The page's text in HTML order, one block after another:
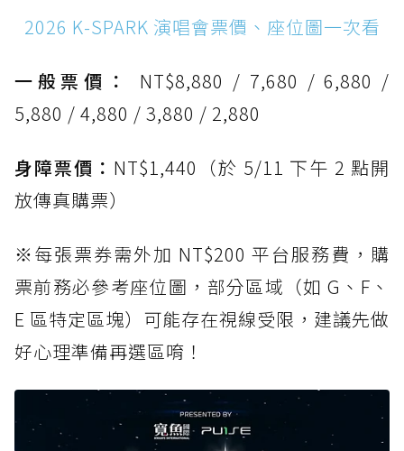
2026 K-SPARK 演唱會票價、座位圖一次看
一般票價： NT$8,880 / 7,680 / 6,880 /
5,880 / 4,880 / 3,880 / 2,880
身障票價： NT$1,440（於 5/11 下午 2 點開
放傳真購票）
※每張票券需外加 NT$200 平台服務費，購
票前務必參考座位圖，部分區域（如 G、F、
E 區特定區塊）可能存在視線受限，建議先做
好心理準備再選區唷！